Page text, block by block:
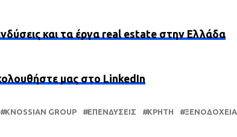
και τα έργα real estate στην Ελλάδα
μας στο LinkedIn
KNOSSIAN GROUP ΕΠΕΝΔΎΣΕΙΣ ΚΡΉΤΗ
ΞΕΝΟΔΟΧΕΊΑ